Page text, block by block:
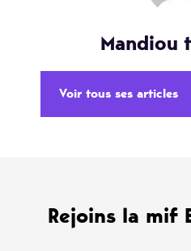
Mandiou
Voir tous ses articles
Rejoins la mif